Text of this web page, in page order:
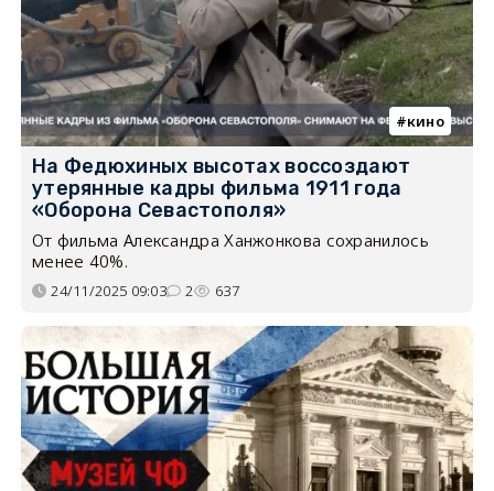
кино
На Федюхиных высотах воссоздают
утерянные кадры фильма 1911 года
«Оборона Севастополя»
От фильма Александра Ханжонкова сохранилось
менее 40%.
24/11/2025 09:03 2 637